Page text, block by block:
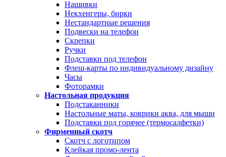
Нашивки
Некхенгеры, бирки
Нестандартные решения
Подвески на телефон
Скрепки
Ручки
Подставки под телефон
Флеш-карты по индивидуальному дизайну
Часы
Фоторамки
Настольная продукция
Подстаканники
Настольные маты, коврики аква, для мыши
Подставки под горячее (термосалфетки)
Фирменный скотч
Скотч с логотипом
Клейкая промо-лента